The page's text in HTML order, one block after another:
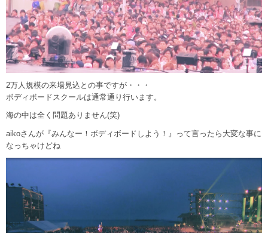
2万人規模の来場見込との事ですが・・・
ボディボードスクールは通常通り行います。
海の中は全く問題ありません(笑)
aikoさんが『みんなー！ボディボードしよう！』って言ったら大変な事に
なっちゃけどね